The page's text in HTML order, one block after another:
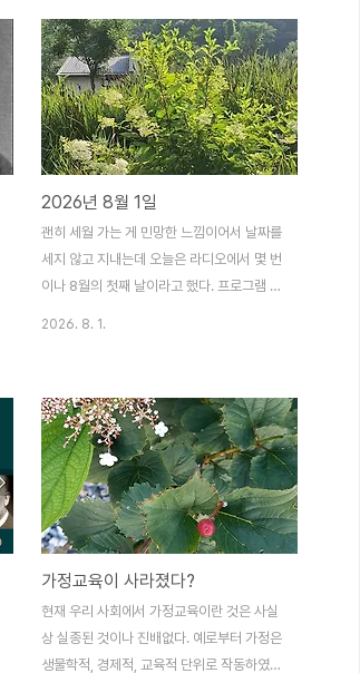
풍기 앞에 앉거나 부채를 들고 다니는 사람이
아니다. 나더러 참을성이 없다고 하는 것을
이해하게 된다.언젠가 어디서 듣기로는 기온
이 체온(36.5℃)보다 높으면 견디기가 어렵
다고 한다. 경남 양산 같은 곳은 최고기온이
42℃까지 올라갔다니 그곳 사람들은 얼마
나 힘들까. 아이들은 세상이 뭐가 이런가 싶
어 하지 않을까? 여기도 38℃까지 올라가고
열대야가 계속되고 있다. 우리는 아파트가 산
비탈에 있어..
2026년 8월 1일
괜히 세월 가는 게 민망한 느낌이어서 날짜를
세지 않고 지내는데 오늘은 라디오에서 몇 번
이나 8월의 첫째 날이라고 했다. 프로그램 진
세월이 더 빨리빨리 흐르면 좋을 것처럼 생각
하는지도 모르겠다.이것저것 생각하지 않으
려고 뭐든 눈에 띄는 대로 움직였다. 가만히
앉아 있다가 변을 당하면 몰라도("가만히 앉
아 있었는데 저절로 쓰러졌어요. 늙으니까 별
수 없네요."), 이 무더위에 바깥에 있다가 탈
진해서 쓰러지면 또 뭐라고들 하겠지. 그것도
난처한 일일 것 같아서 아예 물을 몇 번이나
벌컥벌컥 들이마셨다. 그래도 평소보다 2킬
로그..
2026. 8. 1.
가정교육이 사라졌다?
현재 우리 사회에서 가정교육이란 것은 사실
상 실종된 것이나 진배없다. 예로부터 가정은
생물학적, 경제적, 교육적 단위로 작동하였